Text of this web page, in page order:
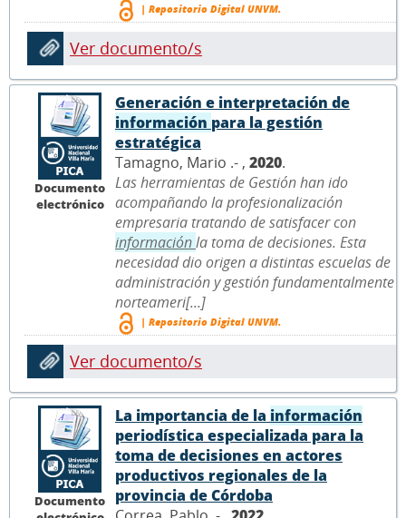
| Repositorio Digital UNVM.
Ver documento/s
Documento
electrónico
Generación e interpretación de
información para la gestión
estratégica
Tamagno, Mario .- , 2020.
Las herramientas de Gestión han ido
acompañando la profesionalización
empresaria tratando de satisfacer con
informaciónla toma de decisiones. Esta
necesidad dio origen a distintas escuelas de
administración y gestión fundamentalmente
norteameri[...]
| Repositorio Digital UNVM.
Ver documento/s
Documento
La importancia de la información
periodística especializada para la
toma de decisiones en actores
productivos regionales de la
provincia de Córdoba